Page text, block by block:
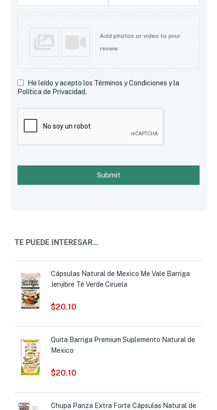
Add photos or video to your
review
He leído y acepto los Términos y Condiciones y la
Política de Privacidad.
Submit
TE PUEDE INTERESAR…
Cápsulas Natural de Mexico Me Vale Barriga
Jenjibre Té Verde Ciruela
$20.10
Quita Barriga Premium Suplemento Natural de
Mexico
$20.10
Chupa Panza Extra Forte Cápsulas Natural de